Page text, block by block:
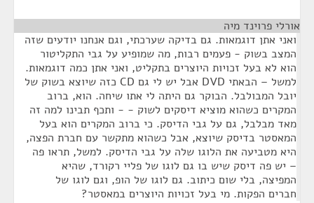
אורלי פרוינד מיה
ואני אתן דוגמאות. גם בדיקה שערכתי, וגם אנחנו יודעים שזה
המצב בשוק - פעמים רבות, מה שמופיע על גבי התקליטור
הוא לא בעל זכויות היוצרים בתקליט, ואני אתן כמה דוגמאות.
למשל – הבאתי DVD אבל יש לי גם CD כזה שיוצא בשוק של
יובל המבולבל. הבוקר גם היתה לי אתו שיחה. הוא, ברוב
המקרים כשהוא מוציא דיסקים לשוק - - ותכף תבינו למה זה
מאד מבלבל, גם על גבי הדיסק. כי ברוב המקרים הוא בעל
המאסטר בדיסק שיוצא, אבל כשהוא מתקשר עם חברת הפצה,
היא מטביעה את הלוגו שלה על גבי הדיסק. למשל, תראו פה
– יש פה דיסק שיש בו גם לוגו של פליי רקורד, שהיא
המפיצה, בלי שום כיתוב. גם לוגו של הופ, וגם לוגו של
חברים הפקות. מי בעל זכויות היוצרים במאסטר?